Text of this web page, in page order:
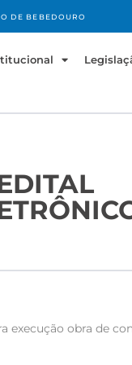
DE BEBEDOURO
execução obra de